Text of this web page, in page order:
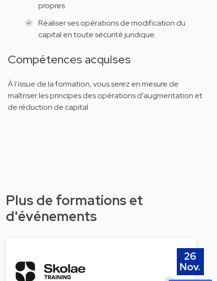
propres.
Réaliser ses opérations de modification du
capital en toute sécurité juridique.
Compétences acquises
À l’issue de la formation, vous serez en mesure de
maîtriser les principes des opérations d’augmentation et
de réduction de capital.
Plus de formations et
d'événements
26
Nov.